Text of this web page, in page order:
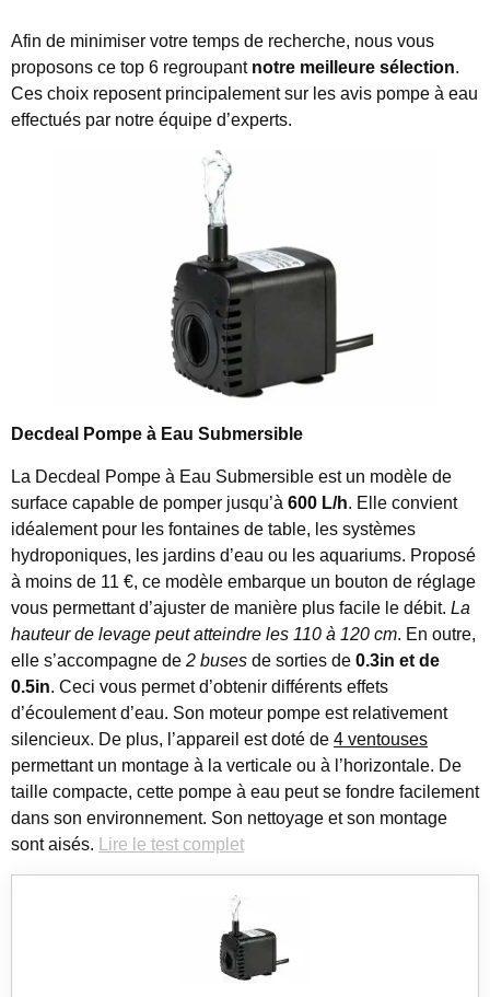
Afin de minimiser votre temps de recherche, nous vous
proposons ce top 6 regroupant notre meilleure sélection.
Ces choix reposent principalement sur les avis pompe à eau
effectués par notre équipe d’experts.
Decdeal Pompe à Eau Submersible
La Decdeal Pompe à Eau Submersible est un modèle de
surface capable de pomper jusqu’à 600 L/h. Elle convient
idéalement pour les fontaines de table, les systèmes
hydroponiques, les jardins d’eau ou les aquariums. Proposé
à moins de 11 €, ce modèle embarque un bouton de réglage
vous permettant d’ajuster de manière plus facile le débit. La
hauteur de levage peut atteindre les 110 à 120 cm. En outre,
elle s’accompagne de 2 buses de sorties de 0.3in et de
0.5in. Ceci vous permet d’obtenir différents effets
d’écoulement d’eau. Son moteur pompe est relativement
silencieux. De plus, l’appareil est doté de 4 ventouses
permettant un montage à la verticale ou à l’horizontale. De
taille compacte, cette pompe à eau peut se fondre facilement
dans son environnement. Son nettoyage et son montage
sont aisés.
Lire le test complet